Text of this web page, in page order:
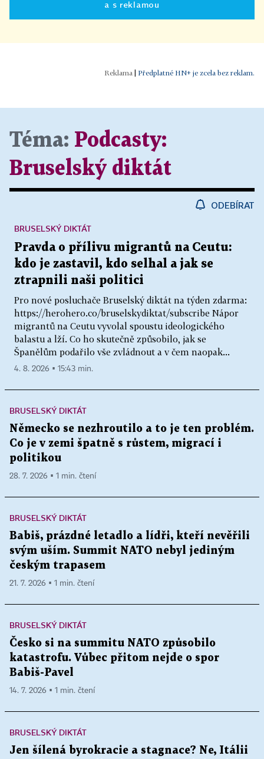
a s reklamou
Předplatné HN+ je zcela bez reklam.
Téma: Podcasty:
Bruselský diktát
ODEBÍRAT
Pravda o přílivu migrantů na Ceutu:
kdo je zastavil, kdo selhal a jak se
ztrapnili naši politici
Pro nové posluchače Bruselský diktát na týden zdarma:
https://herohero.co/bruselskydiktat/subscribe Nápor
migrantů na Ceutu vyvolal spoustu ideologického
balastu a lží. Co ho skutečně způsobilo, jak se
Španělům podařilo vše zvládnout a v čem naopak...
BRUSELSKÝ DIKTÁT
4. 8. 2026 ▪ 15:43 min.
BRUSELSKÝ DIKTÁT
Německo se nezhroutilo a to je ten problém.
Co je v zemi špatně s růstem, migrací i
politikou
28. 7. 2026 ▪ 1 min. čtení
BRUSELSKÝ DIKTÁT
Babiš, prázdné letadlo a lídři, kteří nevěřili
svým uším. Summit NATO nebyl jediným
českým trapasem
21. 7. 2026 ▪ 1 min. čtení
BRUSELSKÝ DIKTÁT
Česko si na summitu NATO způsobilo
katastrofu. Vůbec přitom nejde o spor
Babiš-Pavel
14. 7. 2026 ▪ 1 min. čtení
BRUSELSKÝ DIKTÁT
Jen šílená byrokracie a stagnace? Ne, Itálii